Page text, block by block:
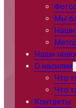
Мы
Наши
Наши
О насилии
Что
Что
Контакты